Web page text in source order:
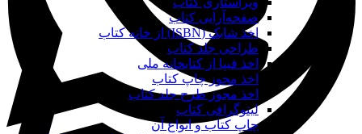
صفحه‌آرایی کتاب
اخذ شابک (ISBN) از خانه کتاب
طراحی جلد کتاب
اخذ فیپا از کتابخانه ملی
اخذ مجوز چاپ کتاب
اخذ مجوز طرح جلد کتاب
لیتوگرافی کتاب
چاپ کتاب و انواع آن